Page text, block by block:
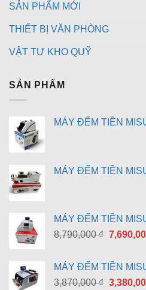
SẢN PHẨM MỚI
THIẾT BỊ VĂN PHÒNG
VẬT TƯ KHO QUỸ
SẢN PHẨM
MÁY ĐẾM TIỀN
MÁY ĐẾM TIỀN
MÁY ĐẾM TIỀN
8,790,000₫ Giá
là:
MÁY ĐẾM TIỀN
3,870,000₫ Giá